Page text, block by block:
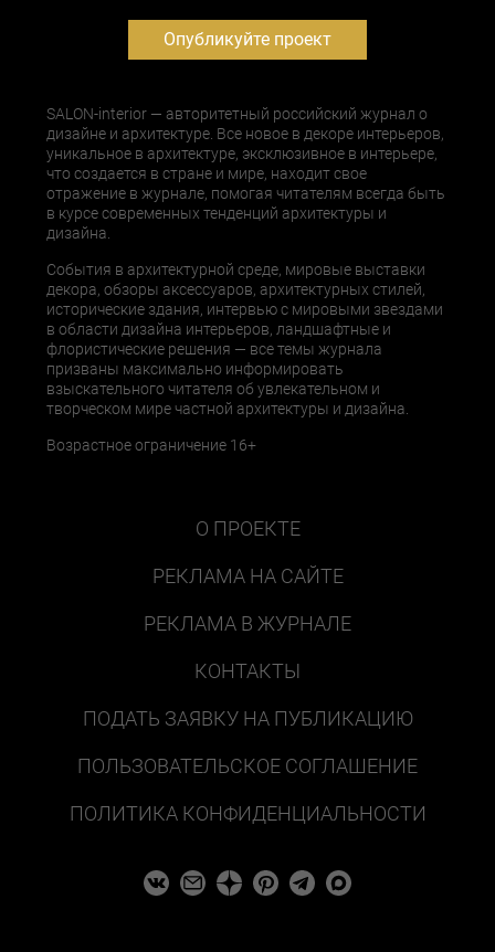
Опубликуйте проект
SALON-interior — авторитетный российский журнал о
дизайне и архитектуре. Все новое в декоре интерьеров,
уникальное в архитектуре, эксклюзивное в интерьере,
что создается в стране и мире, находит свое
отражение в журнале, помогая читателям всегда быть
в курсе современных тенденций архитектуры и
дизайна.
События в архитектурной среде, мировые выставки
декора, обзоры аксессуаров, архитектурных стилей,
исторические здания, интервью с мировыми звездами
в области дизайна интерьеров, ландшафтные и
флористические решения — все темы журнала
призваны максимально информировать
взыскательного читателя об увлекательном и
творческом мире частной архитектуры и дизайна.
Возрастное ограничение 16+
О ПРОЕКТЕ
РЕКЛАМА НА САЙТЕ
РЕКЛАМА В ЖУРНАЛЕ
КОНТАКТЫ
ПОДАТЬ ЗАЯВКУ НА ПУБЛИКАЦИЮ
ПОЛЬЗОВАТЕЛЬСКОЕ СОГЛАШЕНИЕ
ПОЛИТИКА КОНФИДЕНЦИАЛЬНОСТИ